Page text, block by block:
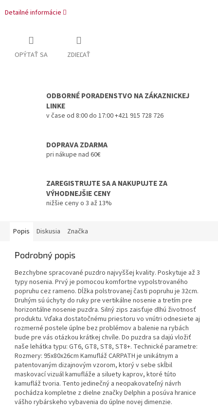
Detailné informácie
OPÝTAŤ SA ZDIEĽAŤ
ODBORNÉ PORADENSTVO NA ZÁKAZNICKEJ
LINKE
v čase od 8:00 do 17:00 +421 915 728 726
DOPRAVA ZDARMA
pri nákupe nad 60€
ZAREGISTRUJTE SA A NAKUPUJTE ZA
VÝHODNEJŠIE CENY
nižšie ceny o 3 až 13%
Popis Diskusia Značka
Podrobný popis
Bezchybne spracované puzdro najvyššej kvality. Poskytuje až 3
typy nosenia. Prvý je pomocou komfortne vypolstrovaného
popruhu cez rameno. Dĺžka polstrovanej časti popruhu je 32cm.
Druhým sú úchyty do ruky pre vertikálne nosenie a tretím pre
horizontálne nosenie puzdra. Silný zips zaisťuje dlhú životnosť
produktu. Vďaka dostatočnému priestoru vo vnútri odnesiete aj
rozmerné postele úplne bez problémov a balenie na rybách
bude pre vás otázkou krátkej chvíle. Do puzdra sa dajú vložiť
naše lehátka typu: GT6, GT8, ST8, ST8+. Technické parametre:
Rozmery: 95x80x26cm Kamufláž CARPATH je unikátnym a
patentovaným dizajnovým vzorom, ktorý v sebe skĺbil
maskovací vizuál kamufláže a siluety kaprov, ktoré túto
kamufláž tvoria. Tento jedinečný a neopakovateľný návrh
pochádza kompletne z dielne značky Delphin a posúva hranice
vášho rybárskeho vybavenia do úplne novej dimenzie.